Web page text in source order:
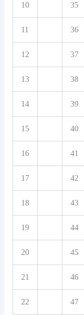
10 35
11 36
12 37
13 38
14 39
15 40
16 41
17 42
18 43
19 44
20 45
21 46
22 47